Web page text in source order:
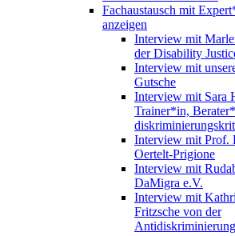
Fachaustausch mit
anzeigen
Interview mit
der Disability
Interview mit
Gutsche
Interview mit Sara
Trainer*in,
Interview mit Prof.
Oertelt-Prigione
Interview mit
DaMigra e.V.
Interview mit
Fritzsche von der